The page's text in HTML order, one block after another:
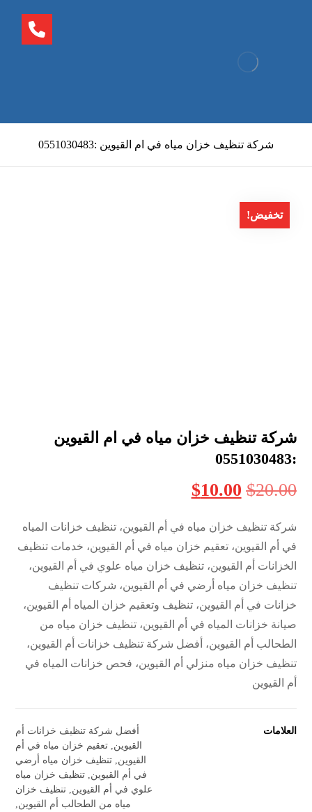
شركة تنظيف خزان مياه في ام القيوين :0551030483
تخفيض!
شركة تنظيف خزان مياه في ام القيوين
:0551030483
$20.00
$10.00
شركة تنظيف خزان مياه في أم القيوين، تنظيف خزانات المياه
في أم القيوين، تعقيم خزان مياه في أم القيوين، خدمات تنظيف
الخزانات أم القيوين، تنظيف خزان مياه علوي في أم القيوين،
تنظيف خزان مياه أرضي في أم القيوين، شركات تنظيف
خزانات في أم القيوين، تنظيف وتعقيم خزان المياه أم القيوين،
صيانة خزانات المياه في أم القيوين، تنظيف خزان مياه من
الطحالب أم القيوين، أفضل شركة تنظيف خزانات أم القيوين،
تنظيف خزان مياه منزلي أم القيوين، فحص خزانات المياه في
أم القيوين
العلامات
أفضل شركة تنظيف خزانات أم
القيوين, تعقيم خزان مياه في أم
القيوين, تنظيف خزان مياه أرضي
في أم القيوين, تنظيف خزان مياه
علوي في أم القيوين, تنظيف خزان
مياه من الطحالب أم القيوين,